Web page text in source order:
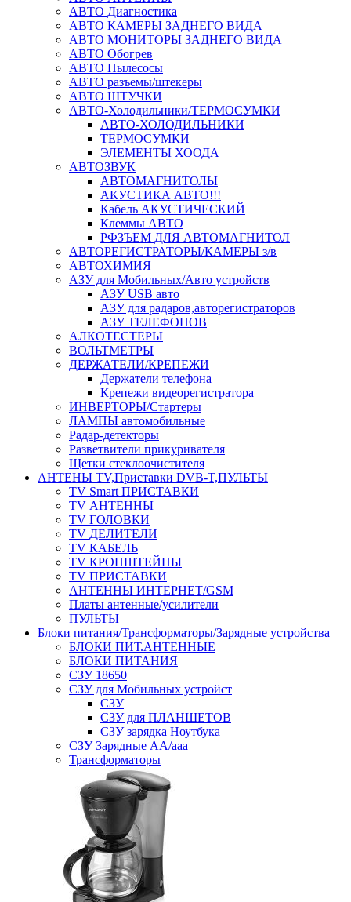
АВТО Диагностика
АВТО КАМЕРЫ ЗАДНЕГО ВИДА
АВТО МОНИТОРЫ ЗАДНЕГО ВИДА
АВТО Обогрев
АВТО Пылесосы
АВТО разъемы/штекеры
АВТО ШТУЧКИ
АВТО-Холодильники/ТЕРМОСУМКИ
АВТО-ХОЛОДИЛЬНИКИ
ТЕРМОСУМКИ
ЭЛЕМЕНТЫ ХООДА
АВТОЗВУК
АВТОМАГНИТОЛЫ
АКУСТИКА АВТО!!!
Кабель АКУСТИЧЕСКИЙ
Клеммы АВТО
РФЗЪЕМ ДЛЯ АВТОМАГНИТОЛ
АВТОРЕГИСТРАТОРЫ/КАМЕРЫ з/в
АВТОХИМИЯ
АЗУ для Мобильных/Авто устройств
АЗУ USB авто
АЗУ для радаров,авторегистраторов
АЗУ ТЕЛЕФОНОВ
АЛКОТЕСТЕРЫ
ВОЛЬТМЕТРЫ
ДЕРЖАТЕЛИ/КРЕПЕЖИ
Держатели телефона
Крепежи видеорегистратора
ИНВЕРТОРЫ/Стартеры
ЛАМПЫ автомобильные
Радар-детекторы
Разветвители прикуривателя
Щетки стеклоочистителя
АНТЕНЫ ТV,Приставки DVB-T,ПУЛЬТЫ
TV Smart ПРИСТАВКИ
TV АНТЕННЫ
TV ГОЛОВКИ
TV ДЕЛИТЕЛИ
TV КАБЕЛЬ
TV КРОНШТЕЙНЫ
TV ПРИСТАВКИ
АНТЕННЫ ИНТЕРНЕТ/GSM
Платы антенные/усилители
ПУЛЬТЫ
Блоки питания/Трансформаторы/Зарядные устройства
БЛОКИ ПИТ.АНТЕННЫЕ
БЛОКИ ПИТАНИЯ
СЗУ 18650
СЗУ для Мобильных устройст
СЗУ
СЗУ для ПЛАНШЕТОВ
СЗУ зарядка Ноутбука
СЗУ Зарядные АА/ааа
Трансформаторы